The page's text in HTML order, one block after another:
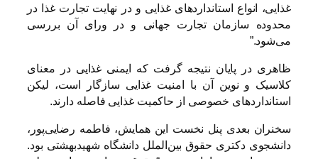
غذایی، انواع استانداردهای غذایی و در نهایت تجارت غذا در
محدوده سازمان تجارت جهانی و در ورای آن بررسی
می‌شود.”
ظاهری در پایان نتیجه گرفت که ایمنی غذایی در معنای
کلاسیک و نوین آن با امنیت غذایی سازگار است، لیکن
استانداردهای خصوصی از حاکمیت غذایی فاصله دارند.
سخنران بعدی پنل نخست این همایش، فاطمه رضایی‌پور،
دانشجوی دکتری حقوق بین‌الملل دانشگاه شهیدبهشتی بود.